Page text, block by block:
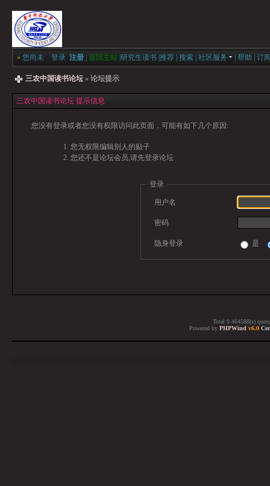
» 您尚未 登录 注册 返回主站 研究生读书 推荐 搜索 社区服务 帮助 订
三农中国读书论坛 » 论坛提示
三农中国读书论坛 提示信息
您没有登录或者您没有权限访问此页面，可能有如下几个原因:
您无权限编辑别人的贴子
您还不是论坛会员,请先登录论坛
登录
用户名
密码
隐身登录 是
Total 0.464588(s)
Powered by PHPWind v6.0